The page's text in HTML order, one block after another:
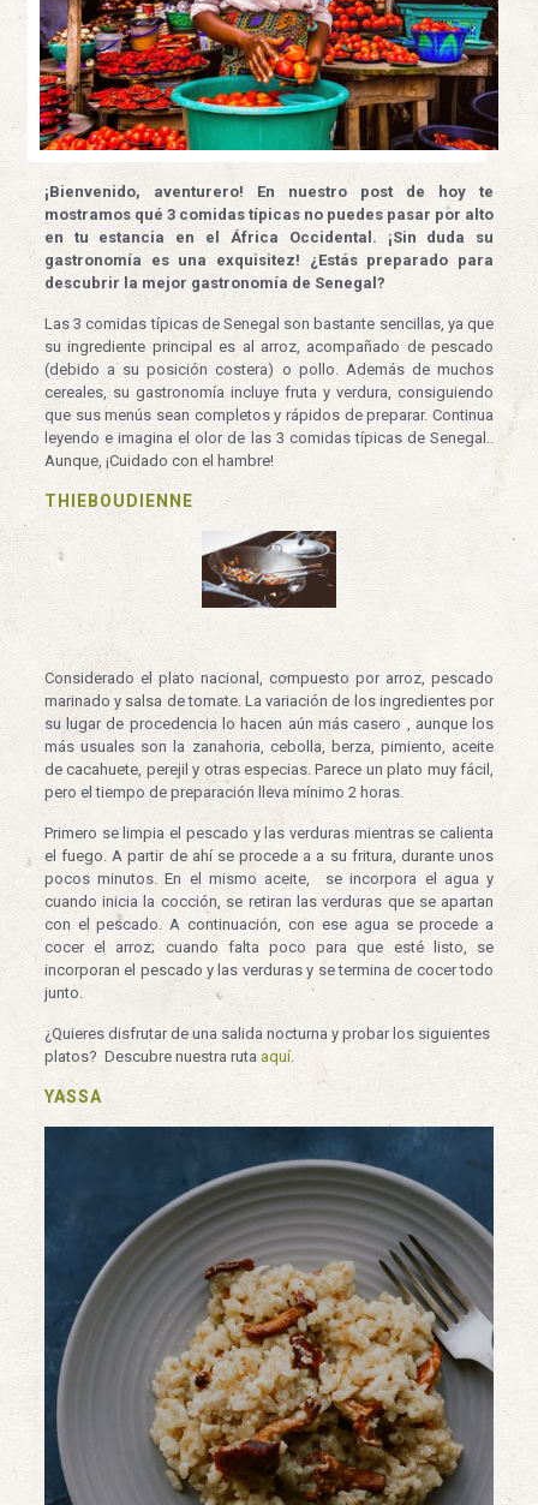
¡Bienvenido, aventurero! En nuestro post de hoy te
mostramos qué 3 comidas típicas no puedes pasar por alto
en tu estancia en el África Occidental. ¡Sin duda su
gastronomía es una exquisitez! ¿Estás preparado para
descubrir la mejor gastronomía de Senegal?
Las 3 comidas típicas de Senegal son bastante sencillas, ya que
su ingrediente principal es al arroz, acompañado de pescado
(debido a su posición costera) o pollo. Además de muchos
cereales, su gastronomía incluye fruta y verdura, consiguiendo
que sus menús sean completos y rápidos de preparar. Continua
leyendo e imagina el olor de las 3 comidas típicas de Senegal..
Aunque, ¡Cuidado con el hambre!
THIEBOUDIENNE
Considerado el plato nacional, compuesto por arroz, pescado
marinado y salsa de tomate. La variación de los ingredientes por
su lugar de procedencia lo hacen aún más casero , aunque los
más usuales son la zanahoria, cebolla, berza, pimiento, aceite
de cacahuete, perejil y otras especias. Parece un plato muy fácil,
pero el tiempo de preparación lleva mínimo 2 horas.
Primero se limpia el pescado y las verduras mientras se calienta
el fuego. A partir de ahí se procede a a su fritura, durante unos
pocos minutos. En el mismo aceite, se incorpora el agua y
cuando inicia la cocción, se retiran las verduras que se apartan
con el pescado. A continuación, con ese agua se procede a
cocer el arroz; cuando falta poco para que esté listo, se
incorporan el pescado y las verduras y se termina de cocer todo
junto.
¿Quieres disfrutar de una salida nocturna y probar los siguientes
platos? Descubre nuestra ruta aquí.
YASSA